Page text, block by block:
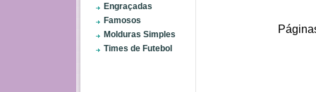
Engraçadas
Famosos
Molduras Simples
Times de Futebol